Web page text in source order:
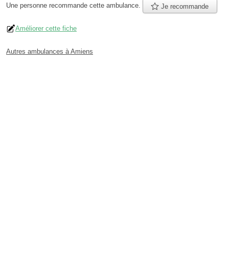
Une personne recommande cette ambulance. Je recommande
Améliorer cette fiche
Autres ambulances à Amiens